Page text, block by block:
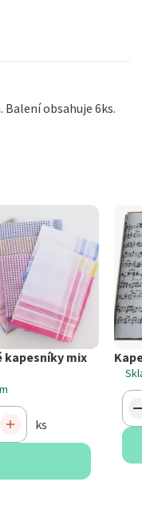
obsahuje 6ks.
kapesníky mix
ks